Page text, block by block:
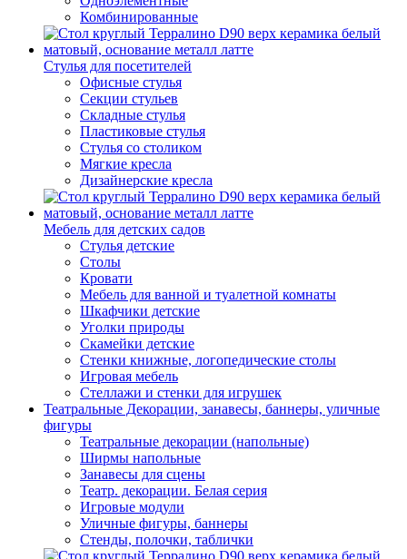
Комбинированные
Стулья для посетителей
Офисные стулья
Секции стульев
Складные стулья
Пластиковые стулья
Стулья со столиком
Мягкие кресла
Дизайнерские кресла
Мебель для детских садов
Стулья детские
Столы
Кровати
Мебель для ванной и туалетной комнаты
Шкафчики детские
Уголки природы
Скамейки детские
Стенки книжные, логопедические столы
Игровая мебель
Стеллажи и стенки для игрушек
Театральные Декорации, занавесы, баннеры, уличные
фигуры
Театральные декорации (напольные)
Ширмы напольные
Занавесы для сцены
Театр. декорации. Белая серия
Игровые модули
Уличные фигуры, баннеры
Стенды, полочки, таблички